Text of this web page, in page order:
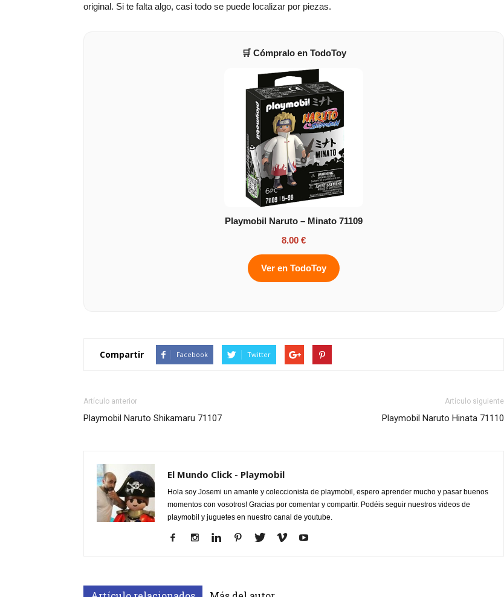
original. Si te falta algo, casi todo se puede localizar por piezas.
🛒 Cómpralo en TodoToy
Playmobil Naruto – Minato 71109
8.00 €
Ver en TodoToy
Compartir Facebook Twitter
Artículo anterior
Playmobil Naruto Shikamaru 71107
Artículo siguiente
Playmobil Naruto Hinata 71110
El Mundo Click - Playmobil
Hola soy Josemi un amante y coleccionista de playmobil, espero aprender mucho y pasar buenos
momentos con vosotros! Gracias por comentar y compartir. Podéis seguir nuestros videos de
playmobil y juguetes en nuestro canal de youtube.